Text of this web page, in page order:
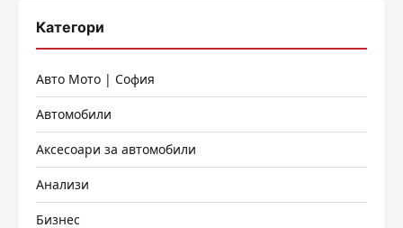
Категори
Авто Мото | София
Автомобили
Аксесоари за автомобили
Анализи
Бизнес